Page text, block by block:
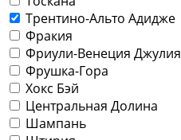
Трентино-Альто Адидже
Фракия
Фриули-Венеция Джулия
Фрушка-Гора
Хокс Бэй
Центральная Долина
Шампань